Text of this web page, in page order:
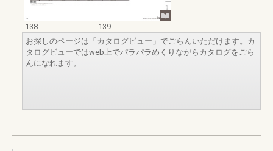
138
139
お探しのページは「カタログビュー」でごらんいただけます。カ
タログビューではweb上でパラパラめくりながらカタログをごら
んになれます。